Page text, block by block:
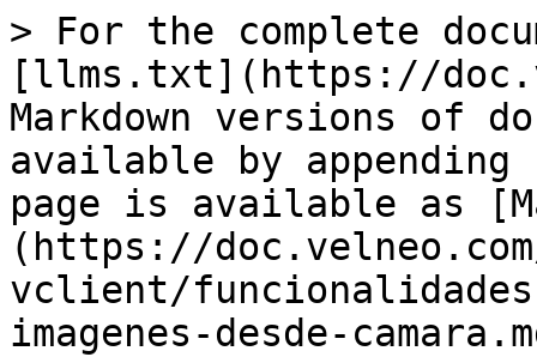
> For the complete
[llms.txt](https://
Markdown versions of
available by
page is available as
(https://
vclient/
imagenes-desde-